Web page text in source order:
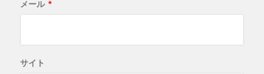
メール *
サイト